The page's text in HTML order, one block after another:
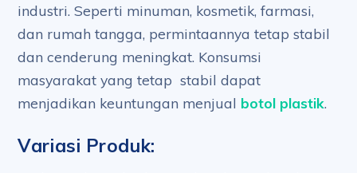
industri. Seperti minuman, kosmetik, farmasi,
dan rumah tangga, permintaannya tetap stabil
dan cenderung meningkat. Konsumsi
masyarakat yang tetap stabil dapat
menjadikan keuntungan menjual botol plastik.
Variasi Produk: